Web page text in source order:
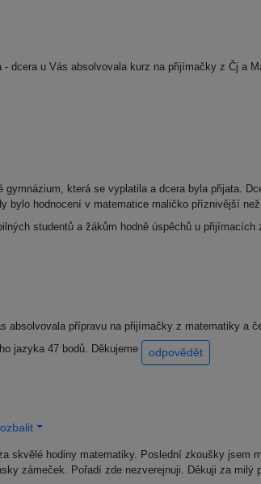
dcera u Vás absolvovala kurz na přijímačky z Čj a
gymnázium, která se vyplatila a dcera byla přijata.
bylo hodnocení v matematice maličko příznivější
studentů a žákům hodně úspěchů u přijímacích
absolvovala přípravu na přijímačky z matematiky a
jazyka 47 bodů. Děkujeme
odpovědět
skvělé hodiny matematiky. Poslední zkoušky
zámeček. Pořadí zde nezverejnuji. Děkuji za